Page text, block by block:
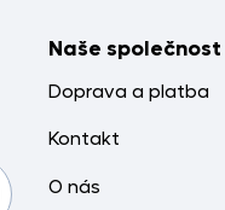
Naše společnost
Doprava a platba
Kontakt
O nás